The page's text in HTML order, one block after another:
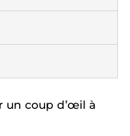
un coup d’œil à